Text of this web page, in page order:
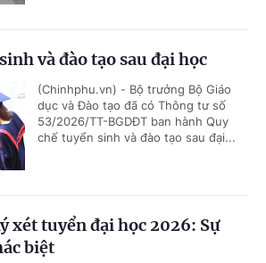
và đào tạo sau đại học
(Chinhphu.vn) - Bộ trưởng Bộ Giáo
dục và Đào tạo đã có Thông tư số
53/2026/TT-BGDĐT ban hành Quy
chế tuyển sinh và đào tạo sau đại...
xét tuyển đại học 2026: Sự
biệt